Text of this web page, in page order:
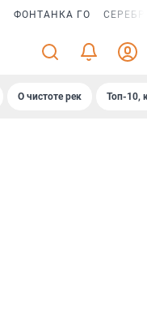
ФОНТАНКА ГО
О чистоте рек Топ-10,